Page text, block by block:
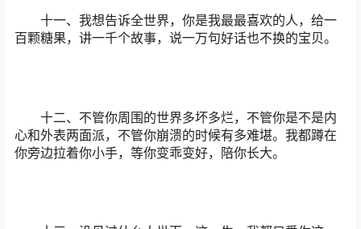
十一、我想告诉全世界，你是我最最喜欢的人，给一
百颗糖果，讲一千个故事，说一万句好话也不换的宝贝。
十二、不管你周围的世界多坏多烂，不管你是不是内
心和外表两面派，不管你崩溃的时候有多难堪。我都蹲在
你旁边拉着你小手，等你变乖变好，陪你长大。